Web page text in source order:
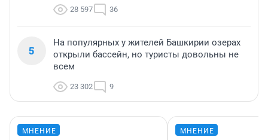
28 597 36
5
На популярных у жителей Башкирии озерах
открыли бассейн, но туристы довольны не
всем
23 302 9
МНЕНИЕ МНЕНИЕ